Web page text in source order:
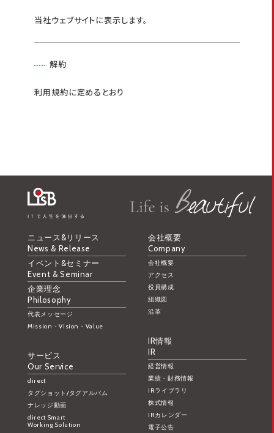
当社ウェブサイトに表示します。
解約
利用規約に定めるとおり
ニュース&リリース
News & Release
イベント&セミナー
Event & Seminar
企業理念
Philosophy
代表メッセージ
Mission・Vision・Value
サービス
Our Service
direct
タグショット/タグアルバム
ナレッジ動画
direct Smart
Working Solution
会社概要
Company
会社概要
アクセス
役員構成
組織図
沿革
IR情報
IR
経営情報
業績・財務情報
IRライブラリ
株式情報
IRカレンダー
電子公告